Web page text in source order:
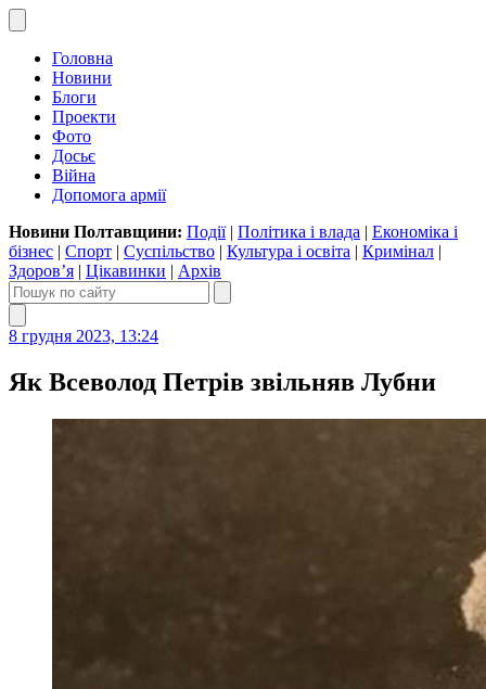
Головна
Новини
Блоги
Проекти
Фото
Досьє
Війна
Допомога армії
Новини Полтавщини: Події| Політика і влада | Економіка і
бізнес | Спорт | Суспільство | Культура і освіта | Кримінал |
Здоров’я | Цікавинки | Архів
8 грудня 2023, 13:24
Як Всеволод Петрів звільняв Лубни